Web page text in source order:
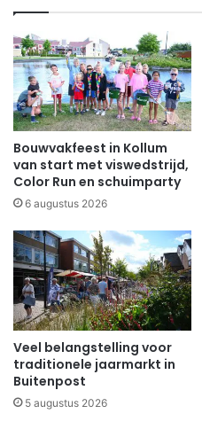
Bouwvakfeest in Kollum
van start met viswedstrijd,
Color Run en schuimparty
6 augustus 2026
Veel belangstelling voor
traditionele jaarmarkt in
Buitenpost
5 augustus 2026